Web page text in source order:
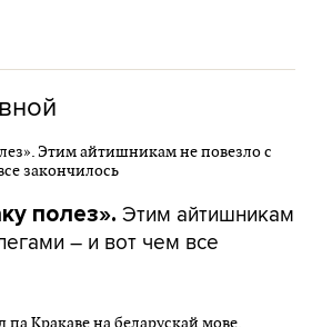
полез». Этим айтишникам
– и вот чем все